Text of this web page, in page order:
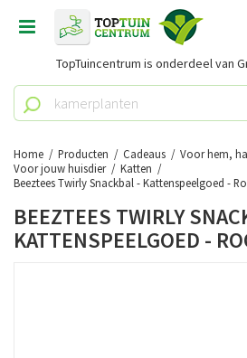
Home Producten Cadeaus
Voor hem,
Voor jouw huisdier
Katten
Beeztees Twirly Snackbal - Kattenspeelgoed -
TopTuincentrum is onderdeel van
BEEZTEES TWIRLY
KATTENSPEELGOED -